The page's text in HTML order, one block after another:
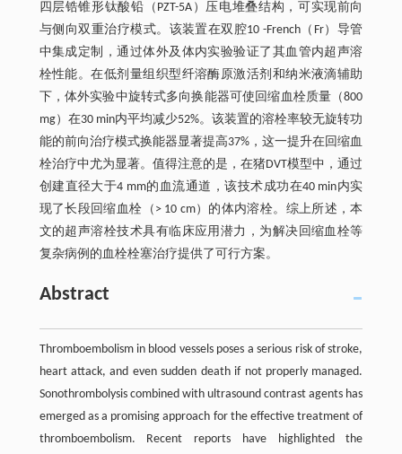
四层锆锥形钛酸铅（PZT-5A）压电堆叠结构，可实现前向
与侧向双重治疗模式。该装置在双腔10 -French（Fr）导管
中集成定制，通过体外及体内实验验证了其血管内超声溶
栓性能。在低剂量组织型纤溶酶原激活剂和纳米液滴辅助
下，体外实验中旋转式多向换能器可使回缩血栓质量（800
mg）在30 min内平均减少52%。该装置的溶栓率较无旋转功
能的前向治疗模式换能器显著提高37%，这一提升在回缩血
栓治疗中尤为显著。值得注意的是，在猪DVT模型中，通过
创建直径大于4 mm的血流通道，该技术成功在40 min内实
现了长段回缩血栓（> 10 cm）的体内溶栓。综上所述，本
文的超声溶栓技术具有临床应用潜力，为解决回缩血栓等
复杂病例的血栓栓塞治疗提供了可行方案。
Abstract
Thromboembolism in blood vessels poses a serious risk of stroke,
heart attack, and even sudden death if not properly managed.
Sonothrombolysis combined with ultrasound contrast agents has
emerged as a promising approach for the effective treatment of
thromboembolism. Recent reports have highlighted the